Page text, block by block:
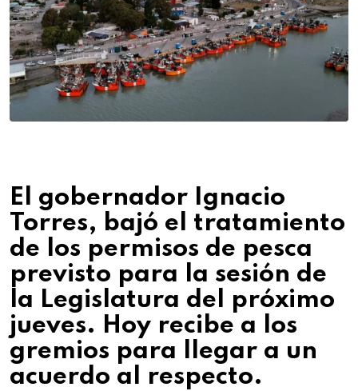
El gobernador Ignacio
Torres, bajó el tratamiento
de los permisos de pesca
previsto para la sesión de
la Legislatura del próximo
jueves. Hoy recibe a los
gremios para llegar a un
acuerdo al respecto.